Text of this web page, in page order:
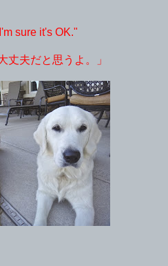
sure it's OK."
丈夫だと思うよ。」